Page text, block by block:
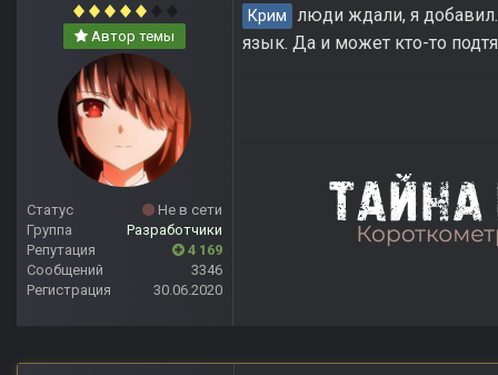
Автор темы
Статус
Не в сети
Группа
Разработчики
Репутация
4 169
Сообщений
3346
Регистрация
30.06.2020
Крим люди ждали, я добавил.
язык. Да и может кто-то